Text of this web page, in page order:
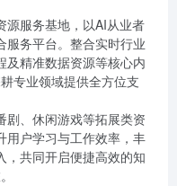
源服务基地，以AI从业者
服务平台。整合实时行业
及精准数据资源等核心内
专业领域提供全方位支
剧、休闲游戏等拓展类资
用户学习与工作效率，丰
，共同开启便捷高效的知